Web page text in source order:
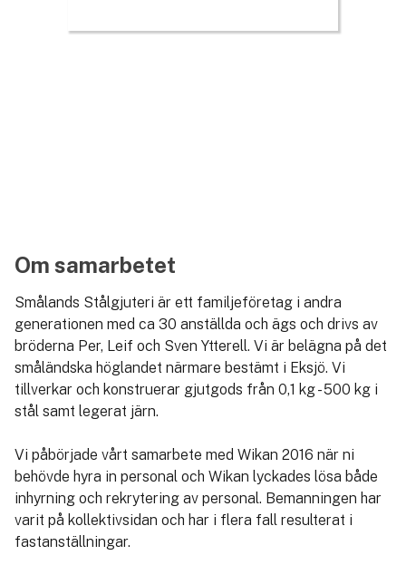
Om samarbetet
Smålands Stålgjuteri är ett familjeföretag i andra
generationen med ca 30 anställda och ägs och drivs av
bröderna Per, Leif och Sven Ytterell. Vi är belägna på det
småländska höglandet närmare bestämt i Eksjö. Vi
tillverkar och konstruerar gjutgods från 0,1 kg - 500 kg i
stål samt legerat järn.
Vi påbörjade vårt samarbete med Wikan 2016 när ni
behövde hyra in personal och Wikan lyckades lösa både
inhyrning och rekrytering av personal. Bemanningen har
varit på kollektivsidan och har i flera fall resulterat i
fastanställningar.